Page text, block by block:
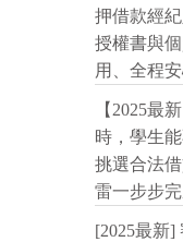
押借款經
授權書與
用、全程
【2025最
時，學生
挑選合法
雷一步步
[2025最新]